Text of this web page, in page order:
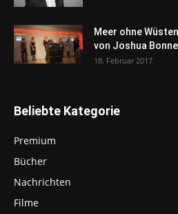
Meer ohne
von Joshua
18. Februar 2017
Beliebte Kategorie
Premium
Bücher
Nachrichten
Filme